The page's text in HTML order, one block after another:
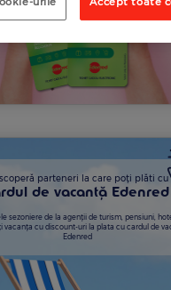
COMPANIE
COMERCIANT
parteneri la care poți plăti cu
de vacanță Edenred
sezoniere de la agenții de turism, pensiuni,
vacanța cu discount-uri la plata cu cardul de
Edenred